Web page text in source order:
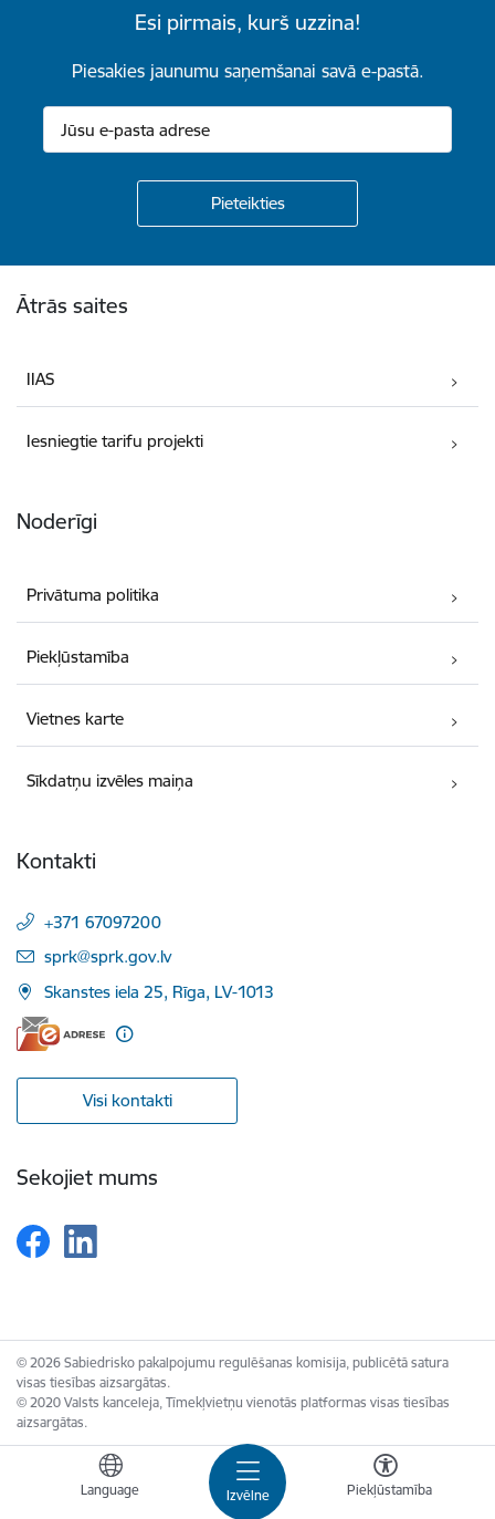
Izvēlne
Language Piekļūstamība
Esi pirmais, kurš uzzina!
Piesakies jaunumu saņemšanai savā e-pastā.
Ātrās saites
IIAS
Iesniegtie tarifu projekti
Noderīgi
Privātuma politika
Piekļūstamība
Vietnes karte
Sīkdatņu izvēles maiņa
Kontakti
+371 67097200
E-pasts:
sprk@sprk.gov.lv
Skanstes iela 25, Rīga, LV-1013
Visi kontakti
Sekojiet mums
© 2026 Sabiedrisko pakalpojumu regulēšanas komisija, publicētā satura
visas tiesības aizsargātas.
© 2020 Valsts kanceleja, Tīmekļvietņu vienotās platformas visas tiesības
aizsargātas.